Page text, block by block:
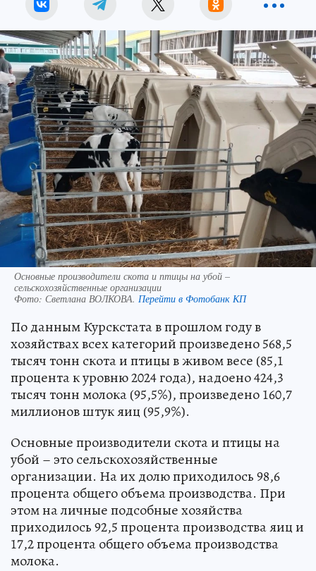
Основные производители скота и птицы на убой –
сельскохозяйственные организации
Фото: Светлана ВОЛКОВА. Перейти в Фотобанк КП
По данным Курскстата в прошлом году в
хозяйствах всех категорий произведено 568,5
тысяч тонн скота и птицы в живом весе (85,1
процента к уровню 2024 года), надоено 424,3
тысяч тонн молока (95,5%), произведено 160,7
миллионов штук яиц (95,9%).
Основные производители скота и птицы на
убой – это сельскохозяйственные
организации. На их долю приходилось 98,6
процента общего объема производства. При
этом на личные подсобные хозяйства
приходилось 92,5 процента производства яиц и
17,2 процента общего объема производства
молока.